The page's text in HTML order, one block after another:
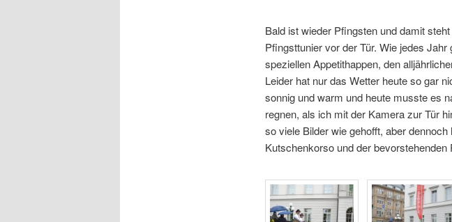
Bald ist wieder Pfingsten und damit
Pfingsttunier vor der Tür. Wie jedes
speziellen Appetithappen, den
Leider hat nur das Wetter heute so gar
sonnig und warm und heute musste es
regnen, als ich mit der Kamera zur Tür
so viele Bilder wie gehofft, aber
Kutschenkorso und der